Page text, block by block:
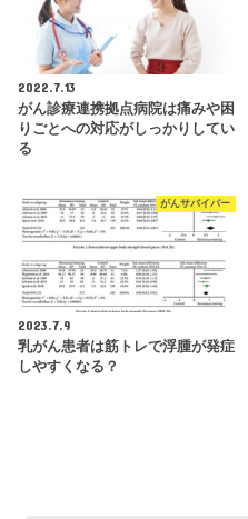
2022.7.13
がん診療連携拠点病院は痛みや困
りごとへの対応がしっかりしてい
る
がんサバイバー
2023.7.9
乳がん患者は筋トレで浮腫が発症
しやすくなる？